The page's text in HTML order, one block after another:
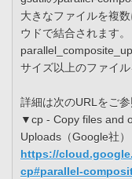
大きなファイルを複
ウドで結合されます。
サイズ以上のファイ
詳細は次のURLをご参
▼cp - Copy files and
Uploads（Google社）
https://
cp#parallel-